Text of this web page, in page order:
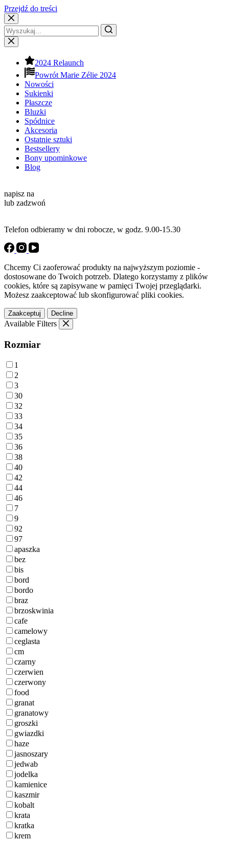
Przejdź do treści
2024 Relaunch
Powrót Marie Zélie 2024
Nowości
Sukienki
Płaszcze
Bluzki
Spódnice
Akcesoria
Ostatnie sztuki
Bestsellery
Bony upominkowe
Blog
napisz na
lub zadzwoń
Telefon odbieramy w dni robocze, w godz. 9.00-15.30
Chcemy Ci zaoferować produkty na najwyższym poziomie -
dostosowane do Twoich potrzeb. Dlatego korzystamy z plików
cookies, które są zapisywane w pamięci Twojej przeglądarki.
Możesz zaakceptować lub skonfigurować pliki cookies.
Zaakceptuj Decline
Available Filters
Rozmiar
1
2
3
30
32
33
34
35
36
38
40
42
44
46
7
9
92
97
apaszka
bez
bis
bord
bordo
braz
brzoskwinia
cafe
camelowy
ceglasta
cm
czarny
czerwien
czerwony
food
granat
granatowy
groszki
gwiazdki
haze
jasnoszary
jedwab
jodelka
kamienice
kaszmir
kobalt
krata
kratka
krem